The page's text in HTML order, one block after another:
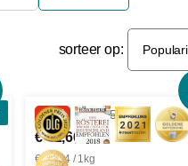
sorteer op:
-25% € 57,05
€ 42,66
€ 28,44 / 1kg